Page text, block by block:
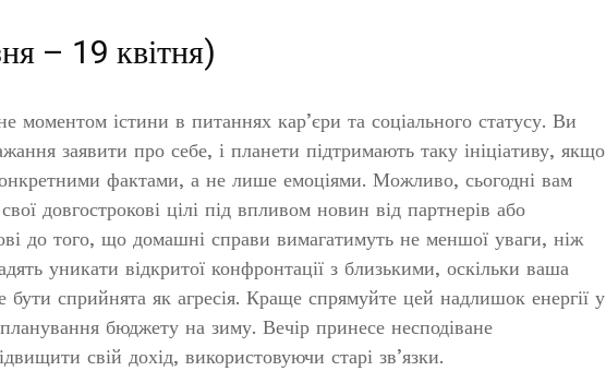
– 19 квітня)
моментом істини в питаннях кар’єри та соціального статусу. Ви
заявити про себе, і планети підтримають таку ініціативу, якщо
фактами, а не лише емоціями. Можливо, сьогодні вам
довгострокові цілі під впливом новин від партнерів або
до того, що домашні справи вимагатимуть не меншої уваги, ніж
уникати відкритої конфронтації з близькими, оскільки ваша
сприйнята як агресія. Краще спрямуйте цей надлишок енергії у
бюджету на зиму. Вечір принесе несподіване
свій дохід, використовуючи старі зв’язки.